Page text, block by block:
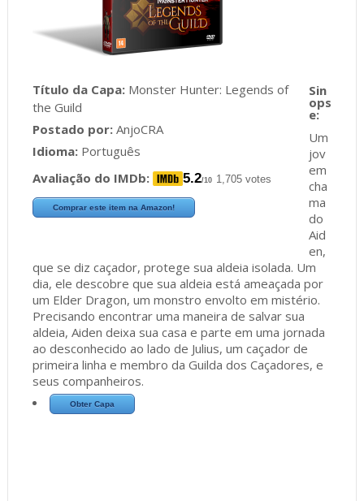
Título da Capa:Monster Hunter: Legends of
the Guild
Postado por:AnjoCRA
Idioma:Português
Avaliação do IMDb:
5.2/10 1,705 votes
Comprar este item na Amazon!
Um
jov
em
cha
ma
do
Aid
en,
que se diz caçador, protege sua aldeia isolada. Um
dia, ele descobre que sua aldeia está ameaçada por
um Elder Dragon, um monstro envolto em mistério.
Precisando encontrar uma maneira de salvar sua
aldeia, Aiden deixa sua casa e parte em uma jornada
ao desconhecido ao lado de Julius, um caçador de
primeira linha e membro da Guilda dos Caçadores, e
seus companheiros.
Obter Capa